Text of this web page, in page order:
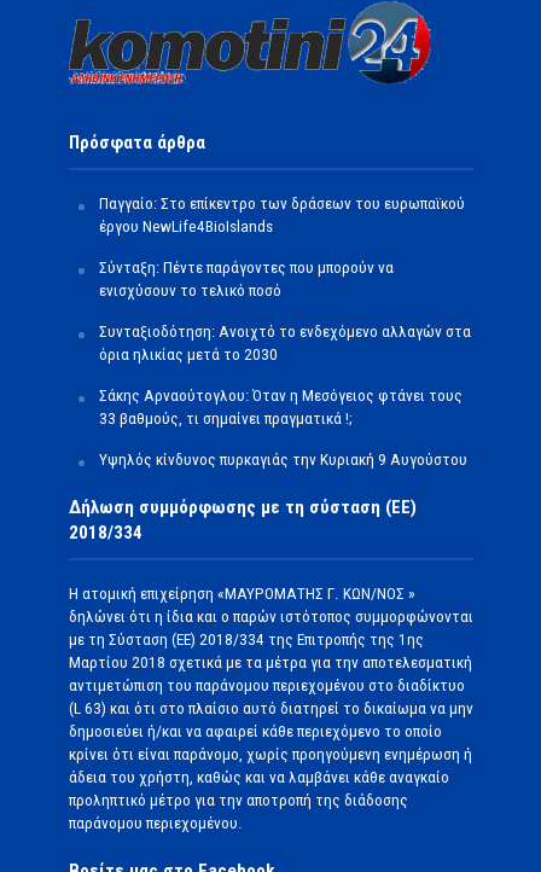
Πρόσφατα άρθρα
Παγγαίο: Στο επίκεντρο των δράσεων του ευρωπαϊκού
έργου NewLife4BioIslands
Σύνταξη: Πέντε παράγοντες που μπορούν να
ενισχύσουν το τελικό ποσό
Συνταξιοδότηση: Ανοιχτό το ενδεχόμενο αλλαγών στα
όρια ηλικίας μετά το 2030
Σάκης Αρναούτογλου: Όταν η Μεσόγειος φτάνει τους
33 βαθμούς, τι σημαίνει πραγματικά !;
Υψηλός κίνδυνος πυρκαγιάς την Κυριακή 9 Αυγούστου
Δήλωση συμμόρφωσης με τη σύσταση (ΕΕ)
2018/334
Η ατομική επιχείρηση «ΜΑΥΡΟΜΑΤΗΣ Γ. ΚΩΝ/ΝΟΣ »
δηλώνει ότι η ίδια και ο παρών ιστότοπος συμμορφώνονται
με τη Σύσταση (ΕΕ) 2018/334 της Επιτροπής της 1ης
Μαρτίου 2018 σχετικά με τα μέτρα για την αποτελεσματική
αντιμετώπιση του παράνομου περιεχομένου στο διαδίκτυο
(L 63) και ότι στο πλαίσιο αυτό διατηρεί το δικαίωμα να μην
δημοσιεύει ή/και να αφαιρεί κάθε περιεχόμενο το οποίο
κρίνει ότι είναι παράνομο, χωρίς προηγούμενη ενημέρωση ή
άδεια του χρήστη, καθώς και να λαμβάνει κάθε αναγκαίο
προληπτικό μέτρο για την αποτροπή της διάδοσης
παράνομου περιεχομένου.